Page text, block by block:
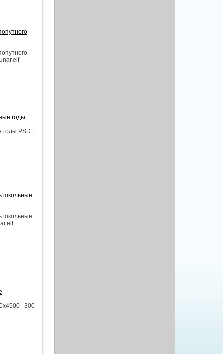
годы
PSD |
школьные
школьные
| 300